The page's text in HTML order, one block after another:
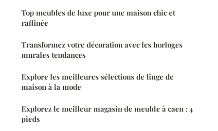
Top meubles de luxe pour une maison chic et
raffinée
Transformez votre décoration avec les horloges
murales tendances
Explore les meilleures sélections de linge de
maison à la mode
Explorez le meilleur magasin de meuble à caen : 4
pieds